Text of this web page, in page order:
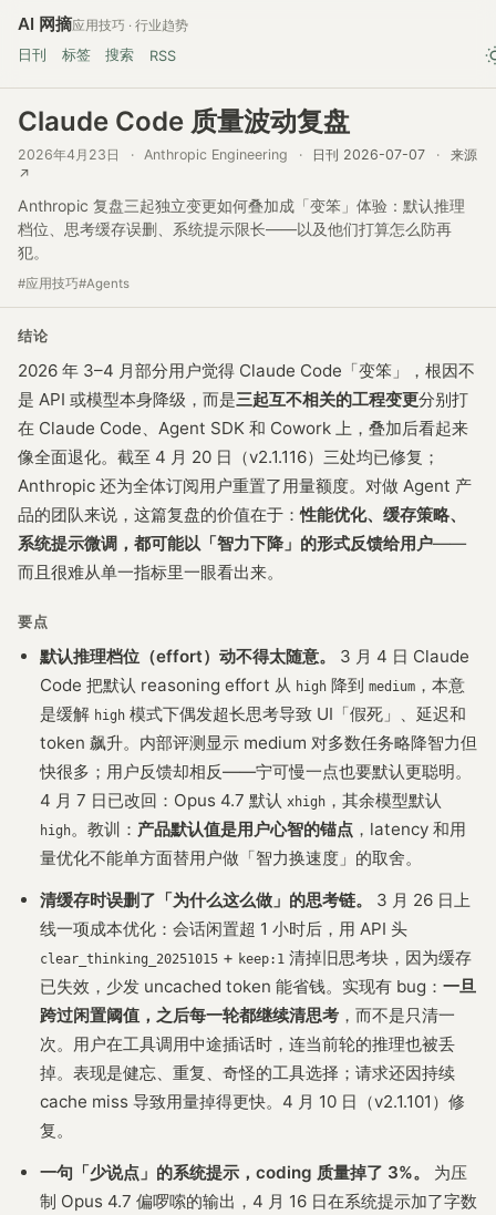
AI 网摘应用技巧 · 行业趋势
日刊 标签 搜索 RSS
Claude Code 质量波动复盘
2026年4月23日 · Anthropic Engineering · 日刊 2026-07-07 ·
来源
↗
Anthropic 复盘三起独立变更如何叠加成「变笨」体验：默认推理
档位、思考缓存误删、系统提示限长——以及他们打算怎么防再
犯。
#应用技巧#Agents
结论
2026 年 3–4 月部分用户觉得 Claude Code「变笨」，根因不
是 API 或模型本身降级，而是三起互不相关的工程变更分别打
在 Claude Code、Agent SDK 和 Cowork 上，叠加后看起来
像全面退化。截至 4 月 20 日（v2.1.116）三处均已修复；
Anthropic 还为全体订阅用户重置了用量额度。对做 Agent 产
品的团队来说，这篇复盘的价值在于：性能优化、缓存策略、
系统提示微调，都可能以「智力下降」的形式反馈给用户——
而且很难从单一指标里一眼看出来。
要点
默认推理档位（effort）动不得太随意。
3 月 4 日 Claude
Code 把默认 reasoning effort 从 high 降到 medium ，本意
是缓解 high 模式下偶发超长思考导致 UI「假死」、延迟和
token 飙升。内部评测显示 medium 对多数任务略降智力但
快很多；用户反馈却相反——宁可慢一点也要默认更聪明。
4 月 7 日已改回：Opus 4.7 默认 xhigh ，其余模型默认
high。教训： 产品默认值是用户心智的锚点 ，latency 和用
量优化不能单方面替用户做「智力换速度」的取舍。
清缓存时误删了「为什么这么做」的思考链。
3 月 26 日上
线一项成本优化：会话闲置超 1 小时后，用 API 头
clear_thinking_20251015 + keep:1 清掉旧思考块，因为缓存
已失效，少发 uncached token 能省钱。实现有 bug： 一旦
跨过闲置阈值，之后每一轮都继续清思考 ，而不是只清一
次。用户在工具调用中途插话时，连当前轮的推理也被丢
掉。表现是健忘、重复、奇怪的工具选择；请求还因持续
cache miss 导致用量掉得更快。4 月 10 日（v2.1.101）修
复。
一句「少说点」的系统提示，coding 质量掉了 3%。
为压
制 Opus 4.7 偏啰嗦的输出，4 月 16 日在系统提示加了字数